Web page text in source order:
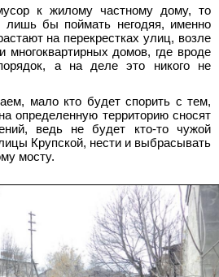
к жилому частному дому, то
лишь бы поймать негодяя, именно
на перекрестках улиц, возле
многоквартирных домов, где вроде
а на деле это никого не
мало кто будет спорить с тем,
определенную территорию сносят
ведь не будет кто-то чужой
Крупской, нести и выбрасывать
мосту.